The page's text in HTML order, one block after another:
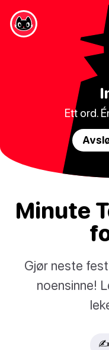
Ett ord.
Minute
Gjør neste
noensinne!
✍️